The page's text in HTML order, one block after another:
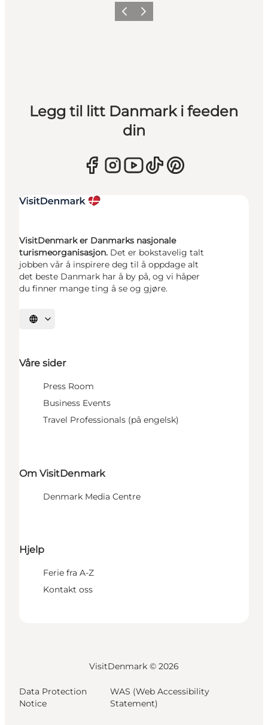
ForrigeNeste
Legg til litt Danmark i feeden
din
VisitDenmark er Danmarks nasjonale
turismeorganisasjon. Det er bokstavelig talt
jobben vår å inspirere deg til å oppdage alt
det beste Danmark har å by på, og vi håper
du finner mange ting å se og gjøre.
Velg språk
Våre sider
Press Room
Business Events
Travel Professionals (på engelsk)
Om VisitDenmark
Denmark Media Centre
Hjelp
Ferie fra A-Z
Kontakt oss
VisitDenmark © 2026
Data Protection
Notice
WAS (Web Accessibility
Statement)